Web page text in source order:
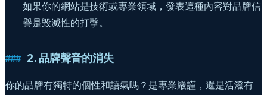
如果你的網站是技術或專業領域，發表這種內容對品牌信
譽是毀滅性的打擊。
2. 品牌聲音的消失
你的品牌有獨特的個性和語氣嗎？是專業嚴謹，還是活潑有